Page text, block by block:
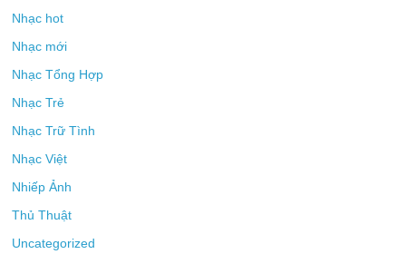
Nhạc hot
Nhạc mới
Nhạc Tổng Hợp
Nhạc Trẻ
Nhạc Trữ Tình
Nhạc Việt
Nhiếp Ảnh
Thủ Thuật
Uncategorized